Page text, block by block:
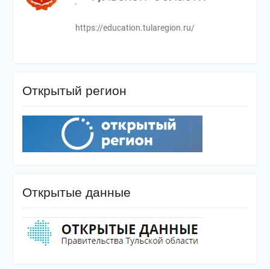
https://education.tularegion.ru/
Открытый регион
Открытые данные